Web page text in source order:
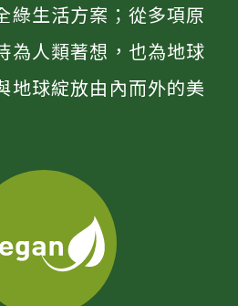
綠生活方案；從多項原
為人類著想，也為地球
地球綻放由內而外的美